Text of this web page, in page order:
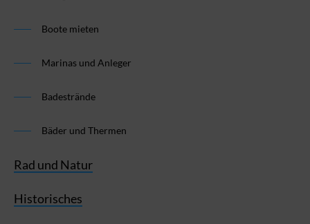
Boote mieten
Marinas und Anleger
Badestrände
Bäder und Thermen
Rad und Natur
Historisches